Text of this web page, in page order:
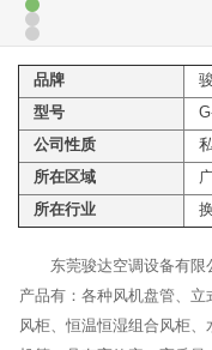
品牌
型号
公司性质
所在区域
所在行业
东莞骏达空调设备有限
产品有：各种风机盘管、
风柜、恒温恒湿组合风柜